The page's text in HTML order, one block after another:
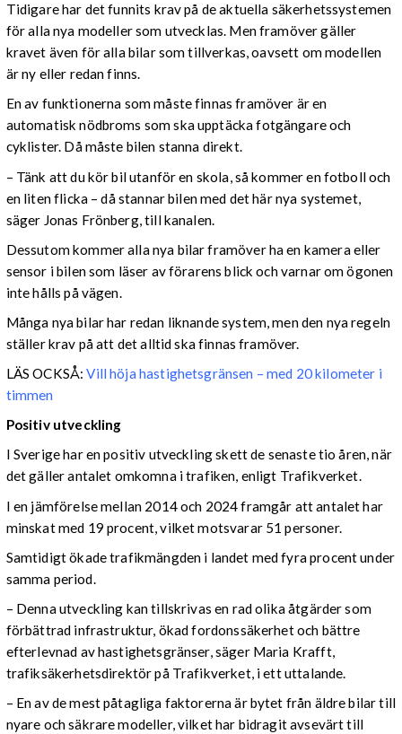
Tidigare har det funnits krav på de aktuella säkerhetssystemen
för alla nya modeller som utvecklas. Men framöver gäller
kravet även för alla bilar som tillverkas, oavsett om modellen
är ny eller redan finns.
En av funktionerna som måste finnas framöver är en
automatisk nödbroms som ska upptäcka fotgängare och
cyklister. Då måste bilen stanna direkt.
– Tänk att du kör bil utanför en skola, så kommer en fotboll och
en liten flicka – då stannar bilen med det här nya systemet,
säger Jonas Frönberg, till kanalen.
Dessutom kommer alla nya bilar framöver ha en kamera eller
sensor i bilen som läser av förarens blick och varnar om ögonen
inte hålls på vägen.
Många nya bilar har redan liknande system, men den nya regeln
ställer krav på att det alltid ska finnas framöver.
LÄS OCKSÅ:Vill höja hastighetsgränsen – med 20 kilometer i
timmen
Positiv utveckling
I Sverige har en positiv utveckling skett de senaste tio åren, när
det gäller antalet omkomna i trafiken, enligt Trafikverket.
I en jämförelse mellan 2014 och 2024 framgår att antalet har
minskat med 19 procent, vilket motsvarar 51 personer.
Samtidigt ökade trafikmängden i landet med fyra procent under
samma period.
– Denna utveckling kan tillskrivas en rad olika åtgärder som
förbättrad infrastruktur, ökad fordonssäkerhet och bättre
efterlevnad av hastighetsgränser, säger Maria Krafft,
trafiksäkerhetsdirektör på Trafikverket, i ett uttalande.
– En av de mest påtagliga faktorerna är bytet från äldre bilar till
nyare och säkrare modeller, vilket har bidragit avsevärt till